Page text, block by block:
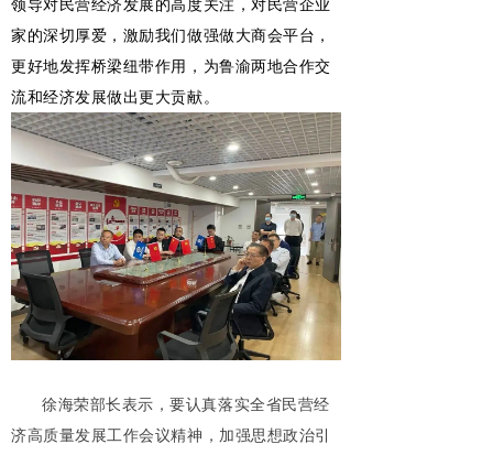
领导对民营经济发展的高度关注，对民营企业
家的深切厚爱 ，激励我们做强做大商会平台，
更好地发挥桥梁纽带作用，为鲁渝两地合作交
流和经济发展做出更大贡献。
徐海荣部长表示，要认真落实全省民营经
济高质量发展工作会议精神，加强思想政治引